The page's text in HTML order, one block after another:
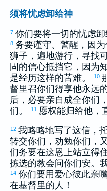
须将忧虑卸给神
7 你们要将一切的忧虑卸
8 务要谨守、警醒，因
狮子，遍地游行，寻找
固的信心抵挡它，因为
是经历这样的苦难。
10
督里召你们得享他永远
后，必要亲自成全你们
们。
11 愿权能归给他，
12 我略略地写了这信，
转交你们，劝勉你们，
们务要在这恩上站立得
拣选的教会问你们安。
14 你们要用爱心彼此亲
在基督里的人！